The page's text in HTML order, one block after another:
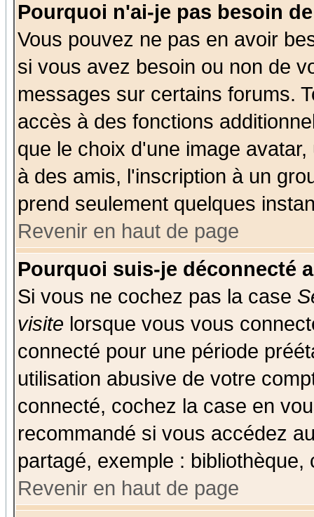
Pourquoi n'ai-je pas besoin
Vous pouvez ne pas en avoir
si vous avez besoin ou non de
messages sur certains forums.
accès à des fonctions
que le choix d'une image
à des amis, l'inscription à un
prend seulement quelques
Revenir en haut de page
Pourquoi suis-je déconnecté
Si vous ne cochez pas la case
visite lorsque vous vous
connecté pour une période
utilisation abusive de votre
connecté, cochez la case en
recommandé si vous accédez
partagé, exemple :
Revenir en haut de page